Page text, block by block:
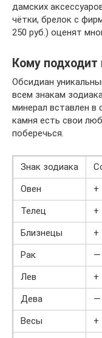
дамских
чётки, брелок с
250 руб.) оценят
Кому подходит
Обсидиан
всем знакам
минерал вставлен в
камня есть свои
поберечься.
Знак зодиака
Овен
+
Телец
+
Близнецы
+
Рак
—
Лев
+
Дева
—
Весы
+